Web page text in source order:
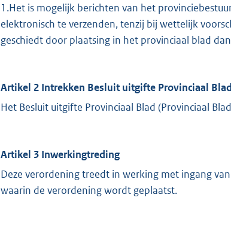
1.Het is mogelijk berichten van het
elektronisch te verzenden, tenzij bij wettelijk
geschiedt door plaatsing in het provinciaal blad
Artikel 2 Intrekken Besluit uitgifte Provinciaal Blad
Het Besluit uitgifte Provinciaal Blad (Provinciaal
Artikel 3 Inwerkingtreding
Deze verordening treedt in werking met ingang
waarin de verordening wordt geplaatst.